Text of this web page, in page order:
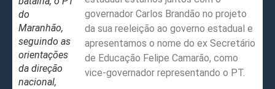
do
Maranhão,
seguindo as
orientações
da direção
nacional,
governador Carlos Brandão no projeto
da sua reeleição ao governo estadual e
apresentamos o nome do ex Secretário
de Educação Felipe Camarão, como
vice-governador representando o PT.